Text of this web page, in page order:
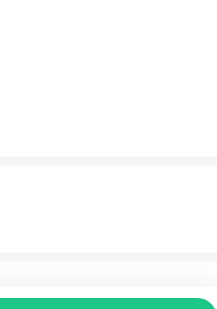
延伸商品推薦，商品資料更新會有